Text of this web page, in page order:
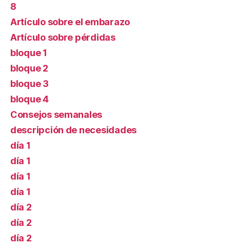
8
Artículo sobre el embarazo
Artículo sobre pérdidas
bloque 1
bloque 2
bloque 3
bloque 4
Consejos semanales
descripción de necesidades
día 1
día 1
día 1
día 1
día 2
día 2
día 2